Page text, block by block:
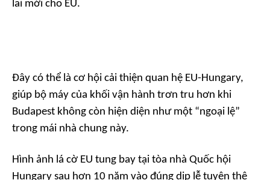
lai mới cho EU.
Đây có thể là cơ hội cải thiện quan hệ EU-Hungary,
giúp bộ máy của khối vận hành trơn tru hơn khi
Budapest không còn hiện diện như một “ngoại lệ”
trong mái nhà chung này.
Hình ảnh lá cờ EU tung bay tại tòa nhà Quốc hội
Hungary sau hơn 10 năm vào đúng dịp lễ tuyên thệ